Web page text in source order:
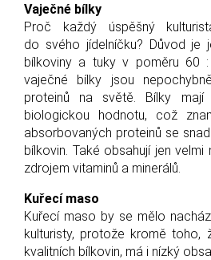
Vaječné bílky
Proč každý úspěšný
do svého jídelníčku? Důvod je
bílkoviny a tuky v poměru 60
vaječné bílky jsou
proteinů na světě. Bílky
biologickou hodnotu, což
absorbovaných proteinů se
bílkovin. Také obsahují jen
zdrojem vitaminů a minerálů.
Kuřecí maso
Kuřecí maso by se mělo
kulturisty, protože kromě toho,
kvalitních bílkovin, má i nízký